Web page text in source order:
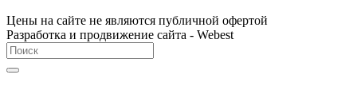
Цены на сайте не являются публичной офертой
Разработка и продвижение сайта - Webest